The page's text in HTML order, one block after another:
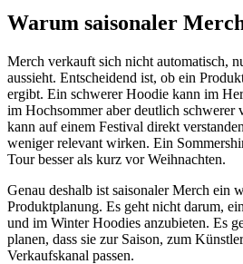
Warum saisonaler
Merch verkauft sich nicht automatisch,
aussieht. Entscheidend ist, ob ein
ergibt. Ein schwerer Hoodie kann im
im Hochsommer aber deutlich schwerer
kann auf einem Festival direkt
weniger relevant wirken. Ein
Tour besser als kurz vor Weihnachten.
Genau deshalb ist saisonaler Merch ein
Produktplanung. Es geht nicht darum,
und im Winter Hoodies anzubieten. Es
planen, dass sie zur Saison, zum
Verkaufskanal passen.